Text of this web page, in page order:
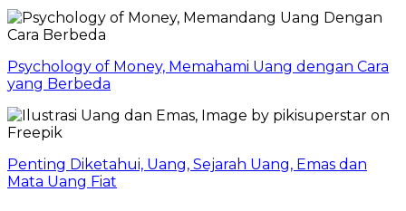
Psychology of Money, Memahami Uang dengan Cara
yang Berbeda
Penting Diketahui, Uang, Sejarah Uang, Emas dan
Mata Uang Fiat